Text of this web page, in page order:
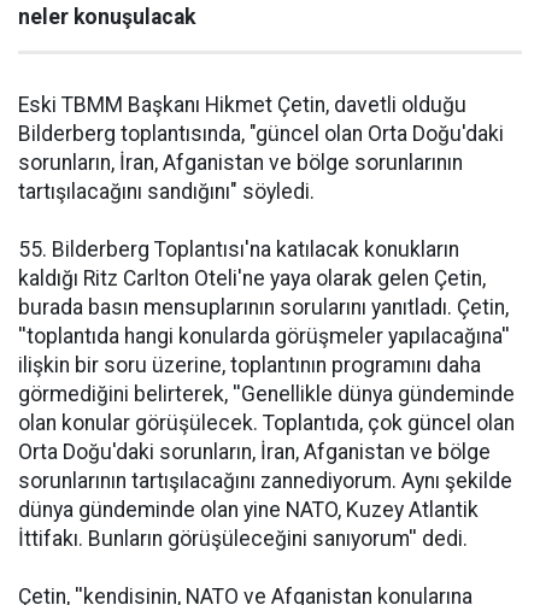
neler konuşulacak
Eski TBMM Başkanı Hikmet Çetin, davetli olduğu
Bilderberg toplantısında, "güncel olan Orta Doğu'daki
sorunların, İran, Afganistan ve bölge sorunlarının
tartışılacağını sandığını" söyledi.
55. Bilderberg Toplantısı'na katılacak konukların
kaldığı Ritz Carlton Oteli'ne yaya olarak gelen Çetin,
burada basın mensuplarının sorularını yanıtladı. Çetin,
''toplantıda hangi konularda görüşmeler yapılacağına''
ilişkin bir soru üzerine, toplantının programını daha
görmediğini belirterek, ''Genellikle dünya gündeminde
olan konular görüşülecek. Toplantıda, çok güncel olan
Orta Doğu'daki sorunların, İran, Afganistan ve bölge
sorunlarının tartışılacağını zannediyorum. Aynı şekilde
dünya gündeminde olan yine NATO, Kuzey Atlantik
İttifakı. Bunların görüşüleceğini sanıyorum'' dedi.
Çetin, ''kendisinin, NATO ve Afganistan konularına